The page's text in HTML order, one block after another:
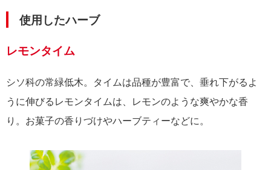
使用したハーブ
レモンタイム
シソ科の常緑低木。タイムは品種が豊富で、垂れ下がるよ
うに伸びるレモンタイムは、レモンのような爽やかな香
り。お菓子の香りづけやハーブティーなどに。